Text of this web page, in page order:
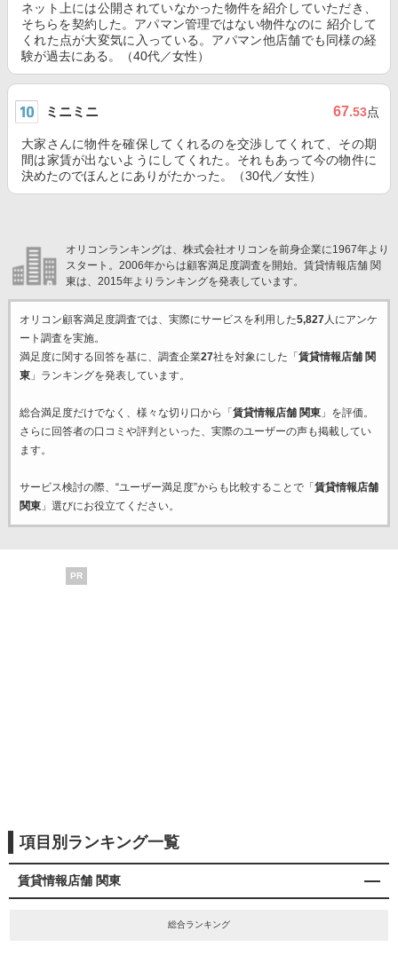
ネット上には公開されていなかった物件を紹介していただき、
そちらを契約した。アパマン管理ではない物件なのに 紹介して
くれた点が大変気に入っている。アパマン他店舗でも同様の経
験が過去にある。（40代／女性）
ミニミニ 67.53点
大家さんに物件を確保してくれるのを交渉してくれて、その期
間は家賃が出ないようにしてくれた。それもあって今の物件に
決めたのでほんとにありがたかった。（30代／女性）
オリコンランキングは、株式会社オリコンを前身企業に1967年より
スタート。2006年からは顧客満足度調査を開始。賃貸情報店舗 関
東は、2015年よりランキングを発表しています。
オリコン顧客満足度調査では、実際にサービスを利用した5,827人にアンケ
ート調査を実施。
満足度に関する回答を基に、調査企業27社を対象にした「 賃貸情報店舗 関
東」ランキングを発表しています。
総合満足度だけでなく、様々な切り口から「 賃貸情報店舗 関東」を評価。
さらに回答者の口コミや評判といった、実際のユーザーの声も掲載してい
ます。
サービス検討の際、“ユーザー満足度”からも比較することで「 賃貸情報店舗
関東」選びにお役立てください。
PR
項目別ランキング一覧
賃貸情報店舗 関東
総合ランキング